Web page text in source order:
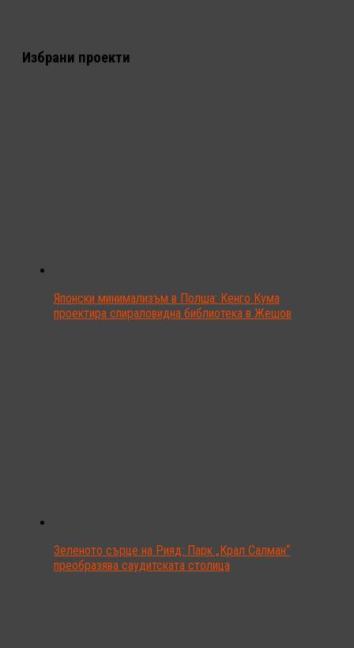
Избрани проекти
Японски минимализъм в Полша: Кенго Кума
проектира спираловидна библиотека в Жешов
Зеленото сърце на Рияд: Парк „Крал Салман“
преобразява саудитската столица